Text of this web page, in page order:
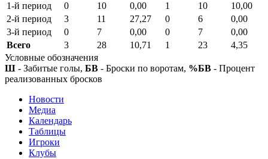
1-й период
0 10 0,00 1 10
10,00
2-й период
3 11 27,27 0 6
0,00
3-й период
0 7 0,00 0 7
0,00
Всего
3 28 10,71 1 23
4,35
Условные обозначения
Ш - Забитые голы, БВ - Броски по воротам, %БВ - Процент
реализованных бросков
Новости
Медиа
Календарь
Таблицы
Игроки
Клубы